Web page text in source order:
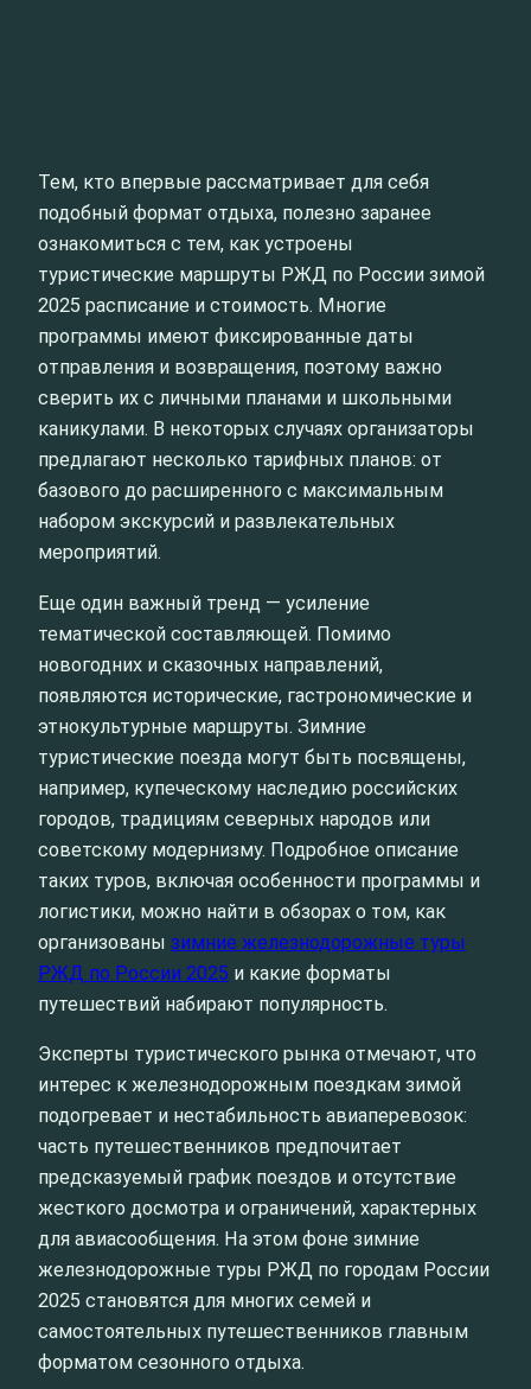
Тем, кто впервые рассматривает для себя
подобный формат отдыха, полезно заранее
ознакомиться с тем, как устроены
туристические маршруты РЖД по России зимой
2025 расписание и стоимость. Многие
программы имеют фиксированные даты
отправления и возвращения, поэтому важно
сверить их с личными планами и школьными
каникулами. В некоторых случаях организаторы
предлагают несколько тарифных планов: от
базового до расширенного с максимальным
набором экскурсий и развлекательных
мероприятий.
Еще один важный тренд — усиление
тематической составляющей. Помимо
новогодних и сказочных направлений,
появляются исторические, гастрономические и
этнокультурные маршруты. Зимние
туристические поезда могут быть посвящены,
например, купеческому наследию российских
городов, традициям северных народов или
советскому модернизму. Подробное описание
таких туров, включая особенности программы и
логистики, можно найти в обзорах о том, как
организованы зимние железнодорожные туры
РЖД по России 2025 и какие форматы
путешествий набирают популярность.
Эксперты туристического рынка отмечают, что
интерес к железнодорожным поездкам зимой
подогревает и нестабильность авиаперевозок:
часть путешественников предпочитает
предсказуемый график поездов и отсутствие
жесткого досмотра и ограничений, характерных
для авиасообщения. На этом фоне зимние
железнодорожные туры РЖД по городам России
2025 становятся для многих семей и
самостоятельных путешественников главным
форматом сезонного отдыха.